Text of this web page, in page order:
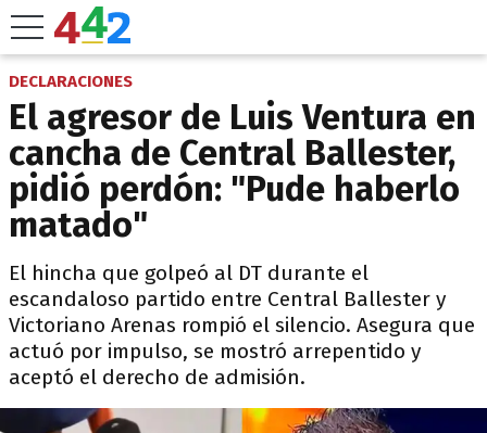
DECLARACIONES
El agresor de Luis Ventura en
cancha de Central Ballester,
pidió perdón: "Pude haberlo
matado"
El hincha que golpeó al DT durante el
escandaloso partido entre Central Ballester y
Victoriano Arenas rompió el silencio. Asegura que
actuó por impulso, se mostró arrepentido y
aceptó el derecho de admisión.